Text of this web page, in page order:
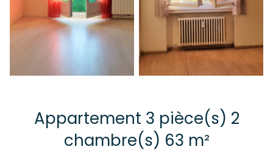
Appartement 3 pièce(s) 2
chambre(s) 63 m²